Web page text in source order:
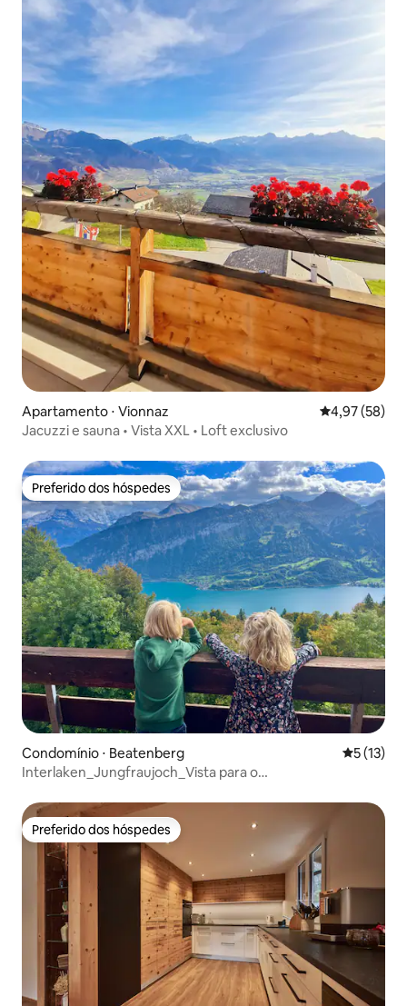
Apartamento ⋅ Vionnaz 4,97 de uma
4,97 (58)
Jacuzzi e sauna • Vista XXL • Loft exclusivo
Preferido dos hóspedes
Preferido dos hóspedes
Condomínio ⋅ Beatenberg 5 de uma
5 (13)
Interlaken_Jungfraujoch_Vista para o
Preferido dos hóspedes
Preferido dos hóspedes